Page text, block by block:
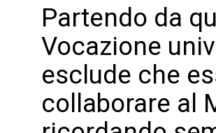
Partendo da
Vocazione
esclude che
collaborare al